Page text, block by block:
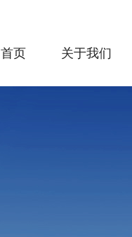
首页 关于我们